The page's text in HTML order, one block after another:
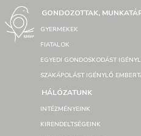
GONDOZOTTAK,
GYERMEKEK
FIATALOK
EGYEDI GONDOSKODÁST
SZAKÁPOLÁST IGÉNYLŐ
HÁLÓZATUNK
INTÉZMÉNYEINK
KIRENDELTSÉGEINK